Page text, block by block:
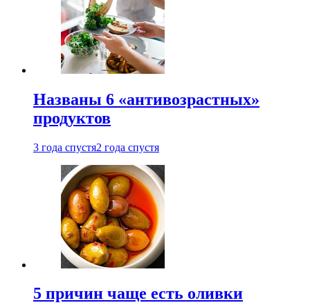
Названы 6 «антивозрастных»
продуктов
3 года спустя2 года спустя
5 причин чаще есть оливки